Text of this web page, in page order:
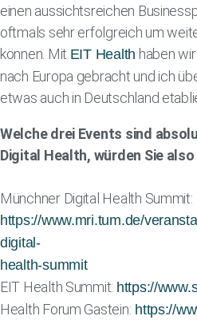
einen aussichtsreichen
oftmals sehr erfolgreich um
können. Mit EIT Health haben
nach Europa gebracht und ich
etwas auch in Deutschland
Welche drei Events sind
Digital Health, würden Sie
Münchner Digital Health Summit:
https://www.mri.tum.de/
digital-
health-summit
EIT Health Summit: https://
Health Forum Gastein: https://